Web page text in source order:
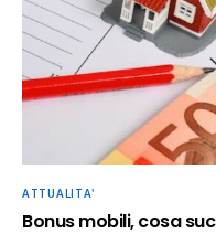
ATTUALITA'
Bonus mobili, cosa